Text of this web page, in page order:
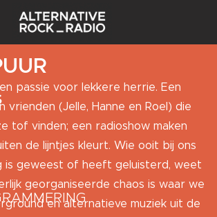
passie voor lekkere herrie. Een
vrienden (Jelle, Hanne en Roel) die
tof vinden; een radioshow maken
de lijntjes kleurt. Wie ooit bij ons
is geweest of heeft geluisterd, weet
georganiseerde chaos is waar we
en alternatieve muziek uit de